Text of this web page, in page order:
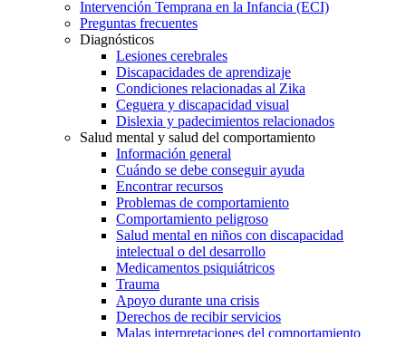
Intervención Temprana en la Infancia (ECI)
Preguntas frecuentes
Diagnósticos
Lesiones cerebrales
Discapacidades de aprendizaje
Condiciones relacionadas al Zika
Ceguera y discapacidad visual
Dislexia y padecimientos relacionados
Salud mental y salud del comportamiento
Información general
Cuándo se debe conseguir ayuda
Encontrar recursos
Problemas de comportamiento
Comportamiento peligroso
Salud mental en niños con discapacidad
intelectual o del desarrollo
Medicamentos psiquiátricos
Trauma
Apoyo durante una crisis
Derechos de recibir servicios
Malas interpretaciones del comportamiento